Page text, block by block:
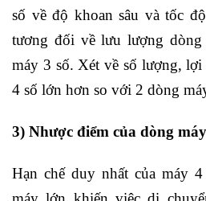
số về độ khoan sâu và tốc
tương đối về lưu lượng dòng
máy 3 số. Xét về số lượng,
4 số lớn hơn so với 2 dòng
3) Nhược điểm của dòng máy
Hạn chế duy nhất của máy